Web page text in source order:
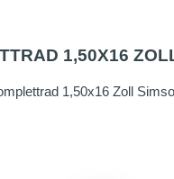
1,50X16